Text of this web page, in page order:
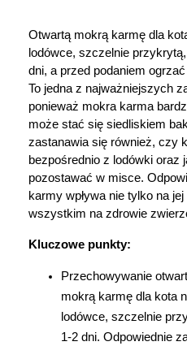
Zabawki
Sprzęt medyczny
Motoryzacja
Grupy produktowe
Marki
Otwartą mokrą karmę dla
lodówce, szczelnie
dni, a przed podaniem
To jedna z najważniejszych
ponieważ mokra karma
może stać się siedliskiem
zastanawia się również, czy
bezpośrednio z lodówki oraz
pozostawać w misce.
karmy wpływa nie tylko na
wszystkim na zdrowie
Kluczowe punkty:
Przechowywanie
mokrą karmę dla kota
lodówce, szczelnie
1-2 dni. Odpowiednie